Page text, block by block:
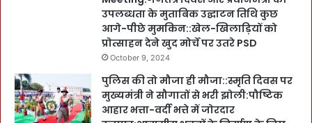
उपलब्धता के मुताबिक उद्घाटन तिथि कुछ
आगे-पीछे मुमकिन::खेल-खिलाड़ियों को
प्रोत्साहन देने खुद मोर्चे पर उतरे PSD
October 9, 2024
पुलिस की तो मौजा ही मौजा::स्मृति दिवस पर
मुख्यमंत्री ने सौगातों से भरी झोली:पौष्टिक
आहार भत्ता-वर्दी भत्ते में जोरदार